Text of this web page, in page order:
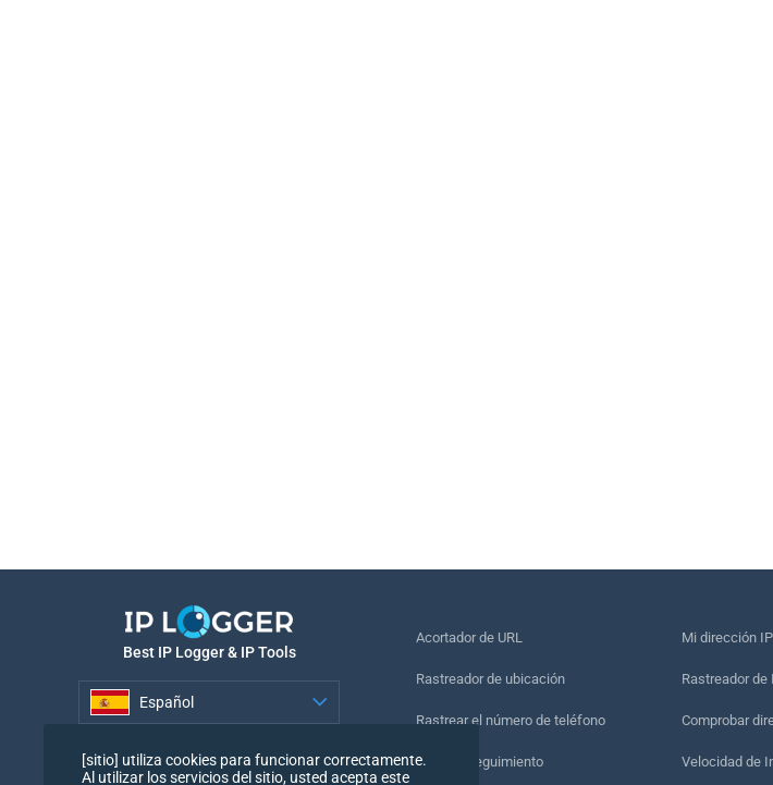
Best IP Logger & IP Tools
Español
Acortador de URL
Rastreador de ubicación
Rastrear el número de teléfono
Píxel de seguimiento
Mi dirección IP
Rastreador de
Comprobar
Velocidad de
[sitio] utiliza cookies para funcionar correctamente.
Al utilizar los servicios del sitio, usted acepta este